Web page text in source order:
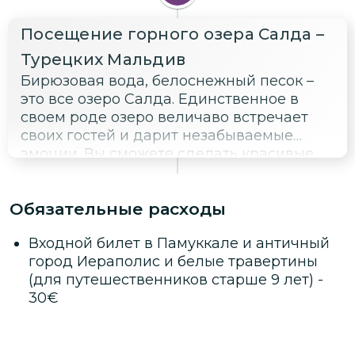
Посещение горного озера Салда –
Турецких Мальдив
Бирюзовая вода, белоснежный песок –
это все озеро Салда. Единственное в
своем роде озеро величаво встречает
своих гостей и дарит незабываемые
эмоции. Вы сможете сделать красивые
фото, а также искупаться в горном озере
градусов). Это станет настоящим
Обязательные расходы
Входной билет в Памуккале и античный
город Иераполис и белые травертины
(для путешественников старше 9 лет) -
30€